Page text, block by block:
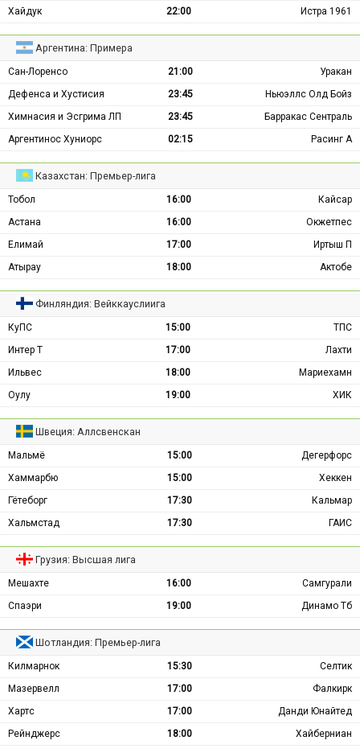
Хайдук
22:00 Истра 1961
Аргентина: Примера
Сан-Лоренсо 21:00
Уракан
Дефенса и Хустисия
23:45
Ньюэллс Олд Бойз
Химнасия и Эсгрима ЛП
23:45
Барракас Сентраль
Аргентинос Хуниорс
02:15 Расинг А
Казахстан: Премьер-лига
Тобол 16:00
Кайсар
Астана
16:00
Окжетпес
Елимай
17:00
Иртыш П
Атырау
18:00 Актобе
Финляндия: Вейккауслиига
КуПС 15:00
ТПС
Интер Т
17:00
Лахти
Ильвес
18:00
Мариехамн
Оулу
19:00 ХИК
Швеция: Аллсвенскан
Мальмё 15:00
Дегерфорс
Хаммарбю
15:00
Хеккен
Гётеборг
17:30
Кальмар
Хальмстад
17:30 ГАИС
Грузия: Высшая лига
Мешахте 16:00
Самгурали
Спаэри
19:00 Динамо Тб
Шотландия: Премьер-лига
Килмарнок 15:30
Селтик
Мазервелл
17:00
Фалкирк
Хартс
17:00
Данди Юнайтед
Рейнджерс
18:00 Хайберниан